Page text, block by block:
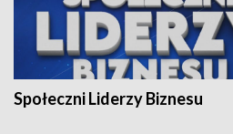
Społeczni Liderzy Biznesu